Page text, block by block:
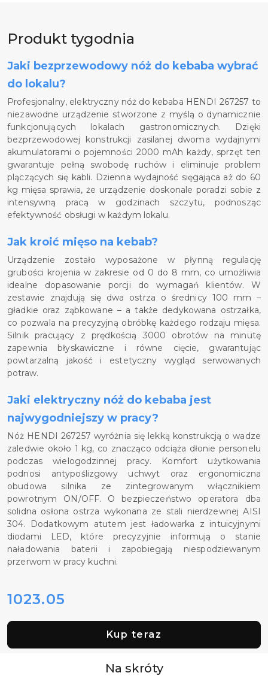
Produkt tygodnia
Jaki bezprzewodowy nóż do kebaba wybrać
do lokalu?
Profesjonalny, elektryczny nóż do kebaba HENDI 267257 to
niezawodne urządzenie stworzone z myślą o dynamicznie
funkcjonujących lokalach gastronomicznych. Dzięki
bezprzewodowej konstrukcji zasilanej dwoma wydajnymi
akumulatorami o pojemności 2000 mAh każdy, sprzęt ten
gwarantuje pełną swobodę ruchów i eliminuje problem
plączących się kabli. Dzienna wydajność sięgająca aż do 60
kg mięsa sprawia, że urządzenie doskonale poradzi sobie z
intensywną pracą w godzinach szczytu, podnosząc
efektywność obsługi w każdym lokalu.
Jak kroić mięso na kebab?
Urządzenie zostało wyposażone w płynną regulację
grubości krojenia w zakresie od 0 do 8 mm, co umożliwia
idealne dopasowanie porcji do wymagań klientów. W
zestawie znajdują się dwa ostrza o średnicy 100 mm –
gładkie oraz ząbkowane – a także dedykowana ostrzałka,
co pozwala na precyzyjną obróbkę każdego rodzaju mięsa.
Silnik pracujący z prędkością 3000 obrotów na minutę
zapewnia błyskawiczne i równe cięcie, gwarantując
powtarzalną jakość i estetyczny wygląd serwowanych
potraw.
Jaki elektryczny nóż do kebaba jest
najwygodniejszy w pracy?
Nóż HENDI 267257 wyróżnia się lekką konstrukcją o wadze
zaledwie około 1 kg, co znacząco odciąża dłonie personelu
podczas wielogodzinnej pracy. Komfort użytkowania
podnosi antypoślizgowy uchwyt oraz ergonomiczna
obudowa silnika ze zintegrowanym włącznikiem
powrotnym ON/OFF. O bezpieczeństwo operatora dba
solidna osłona ostrza wykonana ze stali nierdzewnej AISI
304. Dodatkowym atutem jest ładowarka z intuicyjnymi
diodami LED, które precyzyjnie informują o stanie
naładowania baterii i zapobiegają niespodziewanym
przerwom w pracy kuchni.
Cena:
1023.05
Kup teraz
Na skróty